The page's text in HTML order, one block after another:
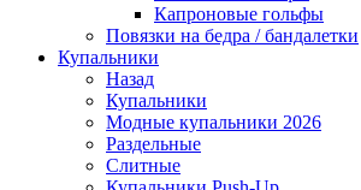
Капроновые гольфы
Повязки на бедра / бандалетки
Купальники
Назад
Купальники
Модные купальники 2026
Раздельные
Слитные